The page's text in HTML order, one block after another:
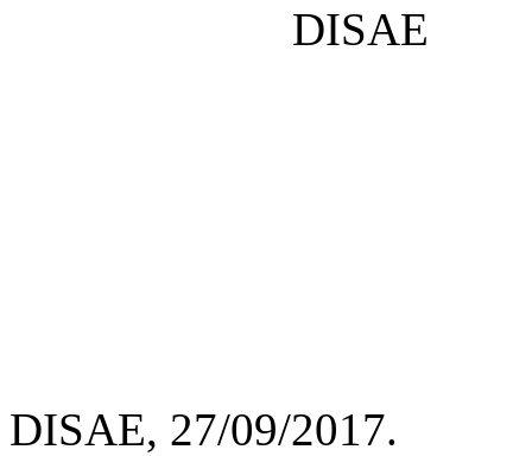
DISAE, 27/09/2017.